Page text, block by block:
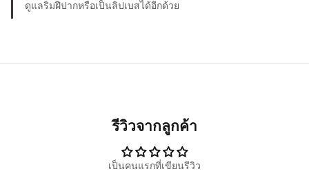
ดูแลริมฝีปากหรือเป็นลิปเบสได้อีกด้วย
รีวิวจากลูกค้า
เป็นคนแรกที่เขียนรีวิว